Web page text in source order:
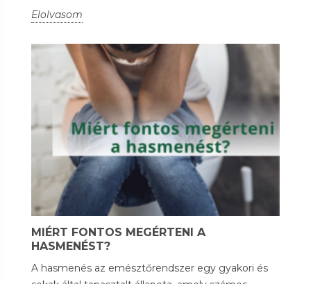
Elolvasom
MIÉRT FONTOS MEGÉRTENI A
HASMENÉST?
A hasmenés az emésztőrendszer egy gyakori és